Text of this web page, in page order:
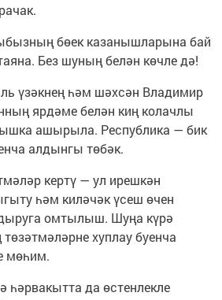
бөек казанышларына бай
Без шуның белән көчле дә!
үзәкнең һәм шәхсән Владимир
ярдәме белән киң колачлы
ашырыла. Республика — бик
алдынгы төбәк.
кертү — ул ирешкән
һәм киләчәк үсеш өчен
омтылыш. Шуңа күрә
хуплау буенча
мөһим.
һәрвакытта да өстенлекле